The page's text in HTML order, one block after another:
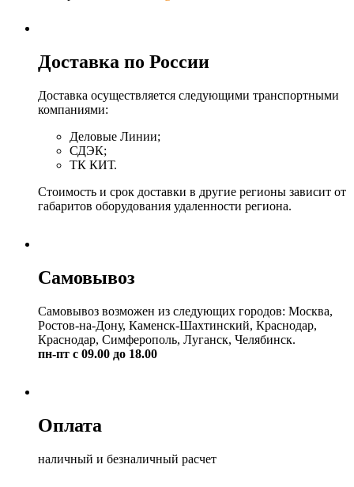
Доставка по России
Доставка осуществляется следующими транспортными
компаниями:
Деловые Линии;
СДЭК;
ТК КИТ.
Стоимость и срок доставки в другие регионы зависит от
габаритов оборудования удаленности региона.
Самовывоз
Самовывоз возможен из следующих городов: Москва,
Ростов-на-Дону, Каменск-Шахтинский, Краснодар,
Краснодар, Симферополь, Луганск, Челябинск.
пн-пт с 09.00 до 18.00
Оплата
наличный и безналичный расчет